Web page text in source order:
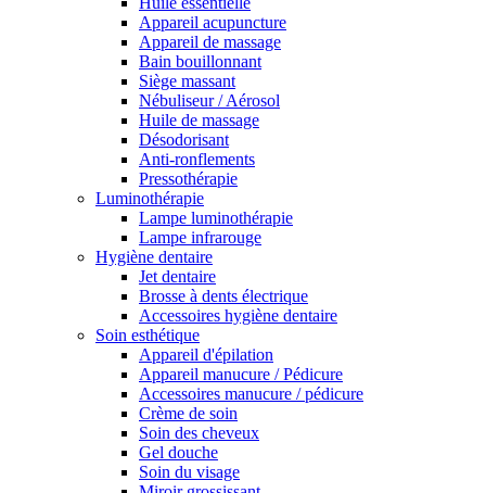
Appareil acupuncture
Appareil de massage
Bain bouillonnant
Siège massant
Nébuliseur / Aérosol
Huile de massage
Désodorisant
Anti-ronflements
Pressothérapie
Luminothérapie
Lampe luminothérapie
Lampe infrarouge
Hygiène dentaire
Jet dentaire
Brosse à dents électrique
Accessoires hygiène dentaire
Soin esthétique
Appareil d'épilation
Appareil manucure / Pédicure
Accessoires manucure / pédicure
Crème de soin
Soin des cheveux
Gel douche
Soin du visage